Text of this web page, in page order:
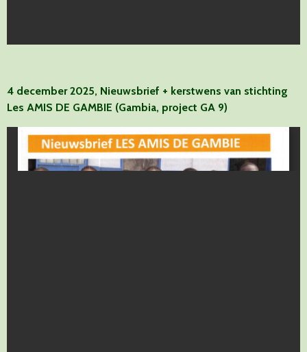
4 december 2025, Nieuwsbrief + kerstwens van stichting
Les AMIS DE GAMBIE (Gambia, project GA 9)